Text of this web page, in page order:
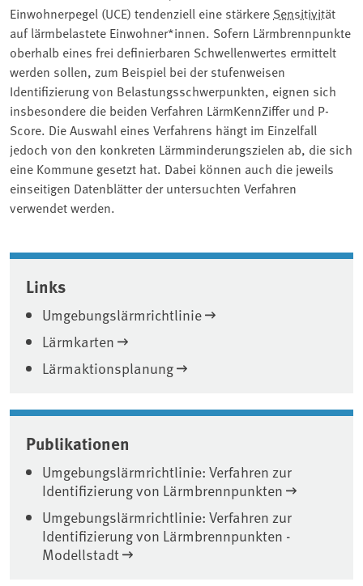
Einwohnerpegel (UCE) tendenziell eine stärkere Sensitivität
auf lärmbelastete Einwohner*innen. Sofern Lärmbrennpunkte
oberhalb eines frei definierbaren Schwellenwertes ermittelt
werden sollen, zum Beispiel bei der stufenweisen
Identifizierung von Belastungsschwerpunkten, eignen sich
insbesondere die beiden Verfahren LärmKennZiffer und P-
Score. Die Auswahl eines Verfahrens hängt im Einzelfall
jedoch von den konkreten Lärmminderungszielen ab, die sich
eine Kommune gesetzt hat. Dabei können auch die jeweils
einseitigen Datenblätter der untersuchten Verfahren
verwendet werden.
Associated content
Links
Umgebungslärmrichtlinie
Lärmkarten
Lärmaktionsplanung
Publikationen
Umgebungslärmrichtlinie: Verfahren zur
Identifizierung von Lärmbrennpunkten
Umgebungslärmrichtlinie: Verfahren zur
Identifizierung von Lärmbrennpunkten -
Modellstadt